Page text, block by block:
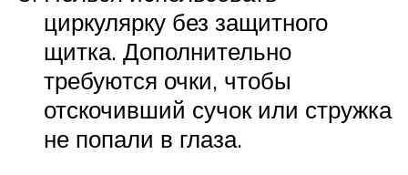
циркулярку без защитного
щитка. Дополнительно
требуются очки, чтобы
отскочивший сучок или стружка
не попали в глаза.